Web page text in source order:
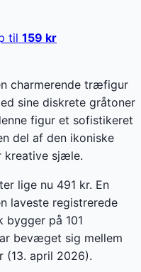
til 159 kr
charmerende træfigur
sine diskrete gråtoner
figur et sofistikeret
del af den ikoniske
kreative sjæle.
lige nu 491 kr. En
laveste registrerede
bygger på 101
bevæget sig mellem
(13. april 2026).